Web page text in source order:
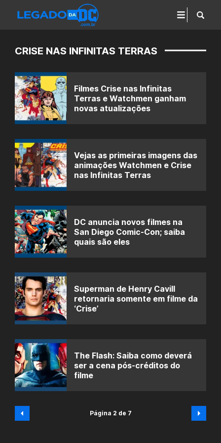
CRISE NAS INFINITAS TERRAS
Filmes Crise nas Infinitas
Terras e Watchmen ganham
novas atualizações
Vejas as primeiras imagens das
animações Watchmen e Crise
nas Infinitas Terras
DC anuncia novos filmes na
San Diego Comic-Con; saiba
quais são eles
Superman de Henry Cavill
retornaria somente em filme da
‘Crise’
The Flash: Saiba como deverá
ser a cena pós-créditos do
filme
Página 2 de 7